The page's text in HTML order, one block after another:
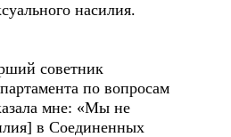
насилия.
советник
по вопросам
мне: «Мы не
в Соединенных